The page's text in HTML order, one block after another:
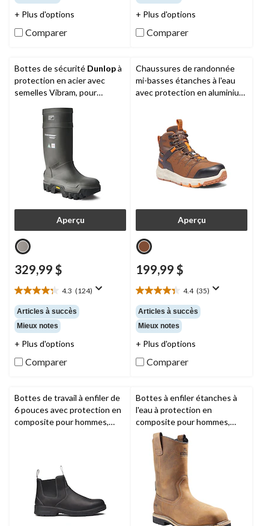
140
+ Plus d'options
Comparer
156
+ Plus d'options
Comparer
Bottes de sécurité Dunlopà
protection en acier avec
semelles Vibram, pour
Aperçu
329,99 $
4.3 (124)
4.3
étoile(s)
sur
5.
124
Articles à succès
Mieux notes
+ Plus d'options
Comparer
Chaussures de randonnée
mi-basses étanches à l'eau
avec protection en aluminium
Aperçu
199,99 $
4.4 (35)
4.4
étoile(s)
sur
5.
35
Articles à succès
Mieux notes
+ Plus d'options
Comparer
Bottes de travail à enfiler de
6 pouces avec protection en
composite pour hommes,
Bottes à enfiler étanches à
l'eau à protection en
composite pour hommes,
Lundbreck,Kodiak